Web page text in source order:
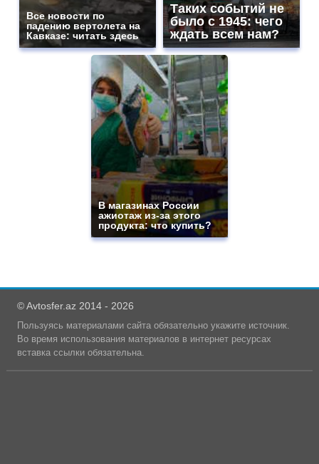
Все новости по
падению вертолета на
Кавказе: читать здесь
Таких событий не
было с 1945: чего
ждать всем нам?
В магазинах России
ажиотаж из-за этого
продукта: что купить?
© Avtosfer.az 2014 - 2026
Пользуясь материалами сайта обязательно укажите источник.
Во время использования материалов в интернет ресурсах
вставка ссылки обязательна.